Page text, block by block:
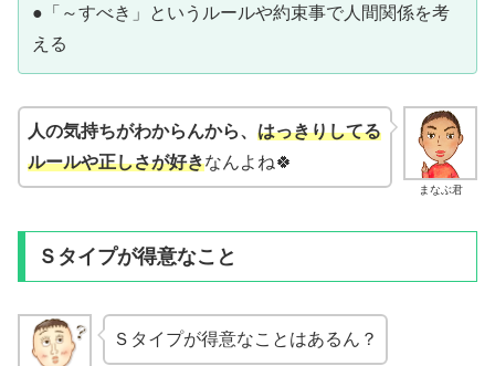
●「～すべき」というルールや約束事で人間関係を考
える
まなぶ君
人の気持ちがわからんから、 はっきりしてる
ルールや正しさが好きなんよね🍀
Ｓタイプが得意なこと
Ｓタイプが得意なことはあるん？